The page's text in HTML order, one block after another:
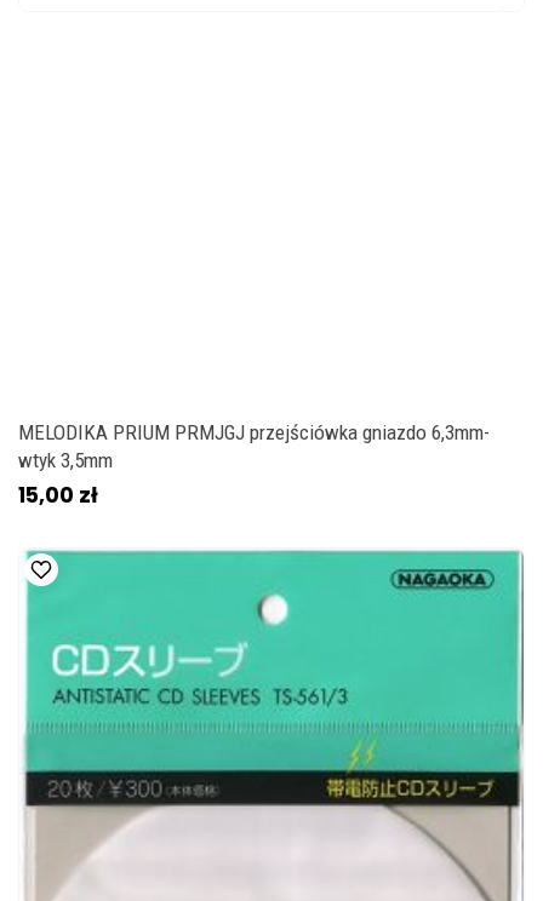
MELODIKA PRIUM PRMJGJ przejściówka gniazdo 6,3mm-
wtyk 3,5mm
15,00 zł